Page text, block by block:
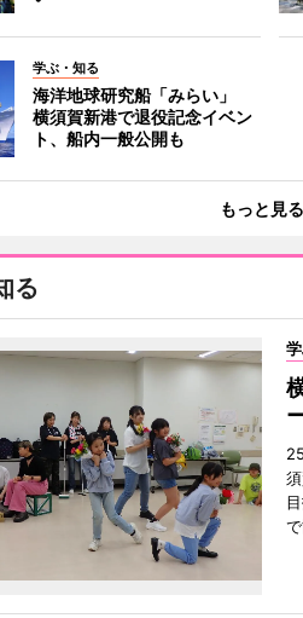
学ぶ・知る
海洋地球研究船「みらい」
横須賀新港で退役記念イベン
ト、船内一般公開も
もっと見る
る